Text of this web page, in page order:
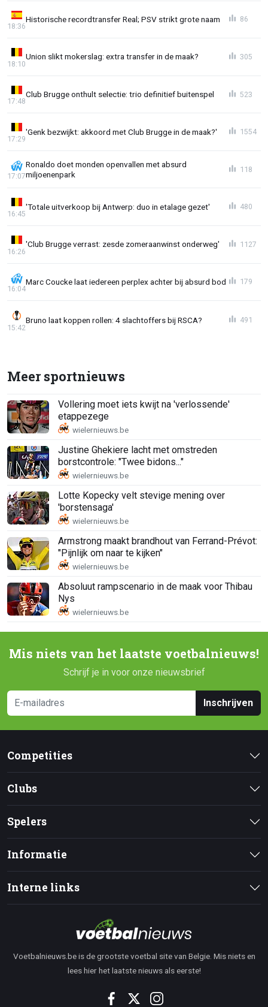
Historische recordtransfer Real; PSV strikt grote naam
18:36
86
Union slikt mokerslag: extra transfer in de maak?
18:10
305
Club Brugge onthult selectie: trio definitief buitenspel
17:48
523
'Genk bezwijkt: akkoord met Club Brugge in de maak?'
17:29
1554
Ronaldo doet monden openvallen met absurd
miljoenenpark
17:07
118
'Totale uitverkoop bij Antwerp: duo in etalage gezet'
16:45
480
'Club Brugge verrast: zesde zomeraanwinst onderweg'
16:26
1127
Marc Coucke laat iedereen perplex achter bij absurd bod
16:04
179
Bruno laat koppen rollen: 4 slachtoffers bij RSCA?
15:42
491
Meer sportnieuws
Vollering moet iets kwijt na 'verlossende'
etappezege
Justine Ghekiere lacht met omstreden
borstcontrole: "Twee bidons..."
Lotte Kopecky velt stevige mening over
'borstensaga'
Armstrong maakt brandhout van Ferrand-Prévot:
"Pijnlijk om naar te kijken"
Absoluut rampscenario in de maak voor Thibau
Nys
Mis niets van het laatste voetbalnieuws!
Schrijf je in voor onze nieuwsbrief
Inschrijven
Competities
Clubs
Spelers
Informatie
Interne links
Voetbalnieuws.be is de grootste voetbal site van Belgie. Mis niets en
lees hier het laatste nieuws als eerste!